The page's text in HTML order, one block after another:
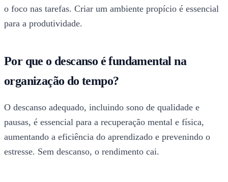
o foco nas tarefas. Criar um ambiente propício é essencial
para a produtividade.
Por que o descanso é fundamental na
organização do tempo?
O descanso adequado, incluindo sono de qualidade e
pausas, é essencial para a recuperação mental e física,
aumentando a eficiência do aprendizado e prevenindo o
estresse. Sem descanso, o rendimento cai.